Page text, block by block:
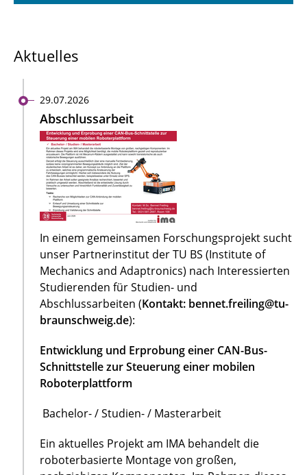
Aktuelles
29.07.2026
Abschlussarbeit
In einem gemeinsamen Forschungsprojekt sucht
unser Partnerinstitut der TU BS (Institute of
Mechanics and Adaptronics) nach Interessierten
Studierenden für Studien- und
Abschlussarbeiten (Kontakt: bennet.freiling@tu-
braunschweig.de):
Entwicklung und Erprobung einer CAN-Bus-
Schnittstelle zur Steuerung einer mobilen
Roboterplattform
Bachelor- / Studien- / Masterarbeit
Ein aktuelles Projekt am IMA behandelt die
roboterbasierte Montage von großen,